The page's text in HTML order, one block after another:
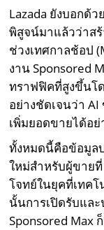
Lazada ยังบอกด้ว
พิสูจน์มาแล้วว่าส
ช่วงเทศกาลช้อป
งาน Sponsored
ทราฟฟิคที่สูงขึ้นโ
อย่างชัดเจนว่า
เพิ่มยอดขายได้อย่
ทั้งหมดนี้คือข้อมูลบ
ใหม่สำหรับผู้ขายที่
โจทย์ในยุคที่เทค
นั้นการเปิดรับและ
Sponsored Max